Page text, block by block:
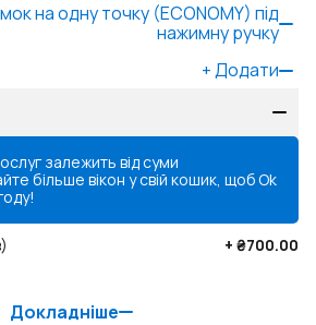
на одну точку (ECONOMY) під
нажимну ручку
+Додати
залежить від суми
більше вікон у свій кошик, щобOk
+ ₴700.00
Докладніше